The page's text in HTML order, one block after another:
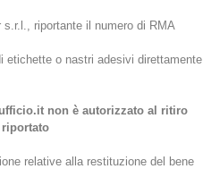
s.r.l., riportante il numero di RMA
etichette o nastri adesivi direttamente
non è autorizzato al ritiro
relative alla restituzione del bene